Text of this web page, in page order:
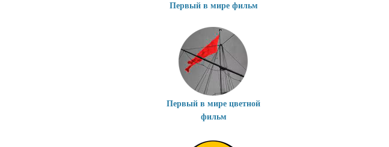
Первый в мире фильм
Первый в мире цветной
фильм